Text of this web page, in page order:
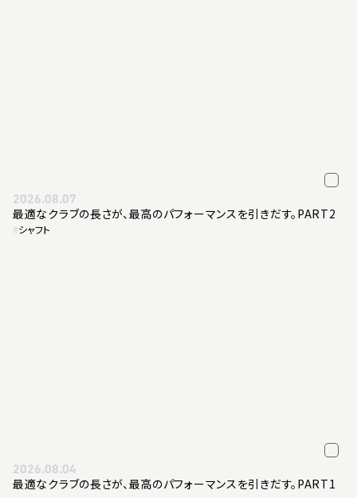
2026.08.07
最適なクラブの長さが、最高のパフォーマンスを引きだす。PART2
#シャフト
2026.08.04
最適なクラブの長さが、最高のパフォーマンスを引きだす。PART1